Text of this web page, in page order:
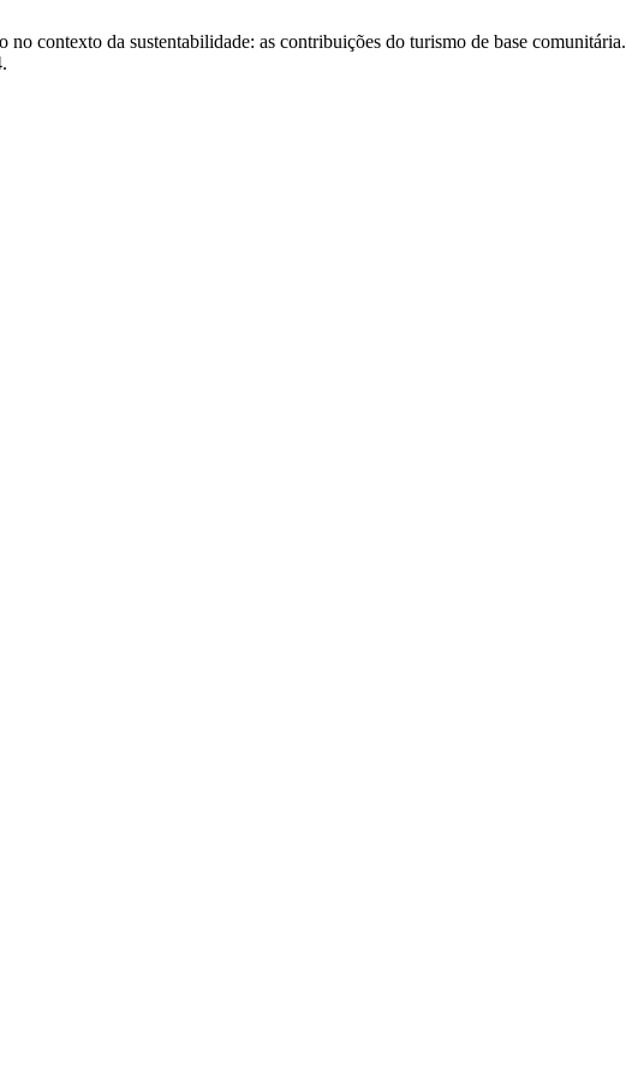
contexto da sustentabilidade: as contribuições do turismo de base comunitária.